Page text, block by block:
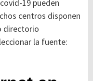
19 pueden
centros disponen
directorio
la fuente: